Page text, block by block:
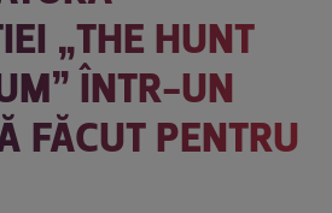
„THE HUNT
ÎNTR-UN
FĂCUT PENTRU